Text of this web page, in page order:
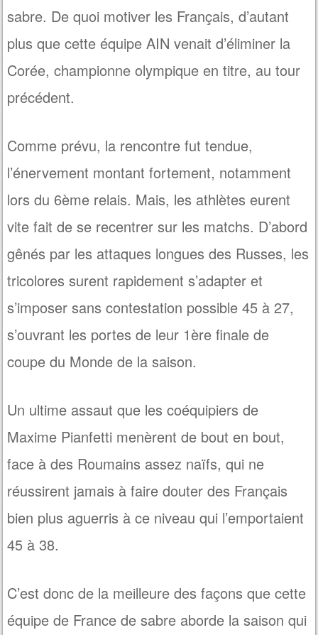
sabre. De quoi motiver les Français, d’autant
plus que cette équipe AIN venait d’éliminer la
Corée, championne olympique en titre, au tour
précédent.
Comme prévu, la rencontre fut tendue,
l’énervement montant fortement, notamment
lors du 6ème relais. Mais, les athlètes eurent
vite fait de se recentrer sur les matchs. D’abord
gênés par les attaques longues des Russes, les
tricolores surent rapidement s’adapter et
s’imposer sans contestation possible 45 à 27,
s’ouvrant les portes de leur 1ère finale de
coupe du Monde de la saison.
Un ultime assaut que les coéquipiers de
Maxime Pianfetti menèrent de bout en bout,
face à des Roumains assez naïfs, qui ne
réussirent jamais à faire douter des Français
bien plus aguerris à ce niveau qui l’emportaient
45 à 38.
C’est donc de la meilleure des façons que cette
équipe de France de sabre aborde la saison qui